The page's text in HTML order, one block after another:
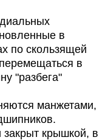
в
по скользящей
в
"разбега"
манжетами,
крышкой, в